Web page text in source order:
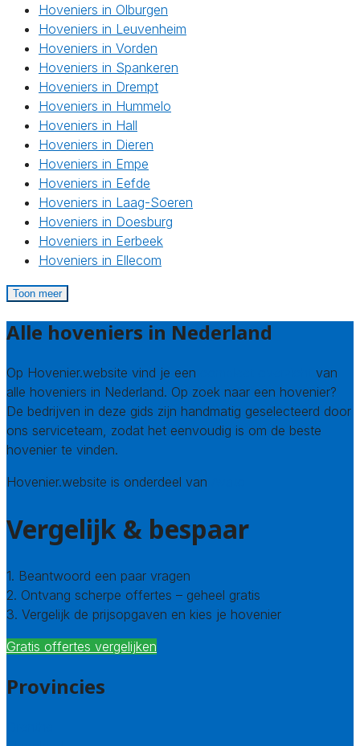
Hoveniers in Olburgen
Hoveniers in Leuvenheim
Hoveniers in Vorden
Hoveniers in Spankeren
Hoveniers in Drempt
Hoveniers in Hummelo
Hoveniers in Hall
Hoveniers in Dieren
Hoveniers in Empe
Hoveniers in Eefde
Hoveniers in Laag-Soeren
Hoveniers in Doesburg
Hoveniers in Eerbeek
Hoveniers in Ellecom
Toon meer
Alle hoveniers in Nederland
Op Hovenier.website vind je een
van
alle hoveniers in Nederland. Op zoek naar een hovenier?
De bedrijven in deze gids zijn handmatig geselecteerd door
ons serviceteam, zodat het eenvoudig is om de beste
hovenier te vinden.
Hovenier.website is onderdeel van
Vergelijk & bespaar
1. Beantwoord een paar vragen
2. Ontvang scherpe offertes – geheel gratis
3. Vergelijk de prijsopgaven en kies je hovenier
Gratis offertes vergelijken
Provincies